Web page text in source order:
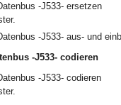
-J533- ersetzen
-J533- aus- und
-J533- codieren
-J533- codieren